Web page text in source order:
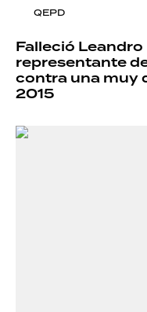
QEPD
Falleció Leandro
representante
contra una muy
2015